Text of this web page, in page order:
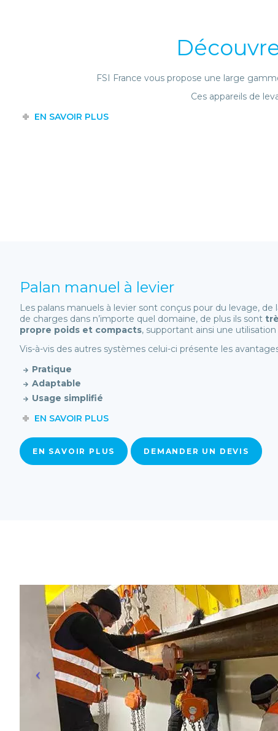
FSI France vous propose une large
Ces appareils de
EN SAVOIR PLUS
Palan manuel à levier
Les palans manuels à levier sont conçus pour du levage, de
de charges dans n’importe quel domaine, de plus ils sont
propre poids et compacts, supportant ainsi une
Vis-à-vis des autres systèmes celui-ci présente les
Pratique
Adaptable
Usage simplifié
EN SAVOIR PLUS
EN SAVOIR PLUS DEMANDER UN DEVIS